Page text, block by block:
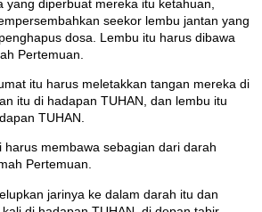
yang diperbuat mereka itu ketahuan,
seekor lembu jantan yang
dosa. Lembu itu harus dibawa
Pertemuan.
itu harus meletakkan tangan mereka di
itu di hadapan TUHAN, dan lembu itu
TUHAN.
harus membawa sebagian dari darah
Pertemuan.
jarinya ke dalam darah itu dan